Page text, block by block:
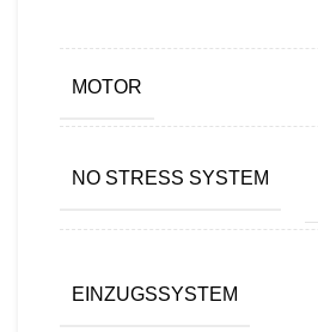
MOTOR
NO STRESS SYSTEM
EINZUGSSYSTEM